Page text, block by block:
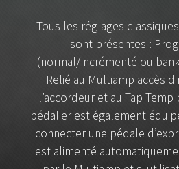
Tous les réglages
sont présentes :
(normal/incrémenté ou
Relié au Multiamp accès
l’accordeur et au Tap
pédalier est également
connecter une pédale
est alimenté